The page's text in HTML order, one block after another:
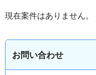
現在案件はありません。
お問い合わせ